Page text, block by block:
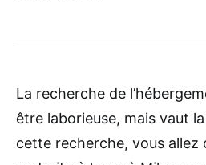
La recherche de
être laborieuse, mais vaut
cette recherche, vous allez